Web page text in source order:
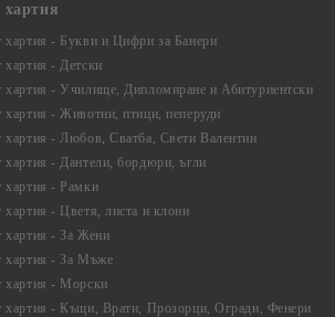
хартия
хартия - Букви и Цифри за Банери
хартия - Детски
хартия - Училище, Дипломиране и Абитуриентски
хартия - Животни, птици, пеперуди
хартия - Любов, Сватба, Свети Валентин
хартия - Дантели, бордюри, ъгли
хартия - Рамки
хартия - Цветя, листа и клони
хартия - За Жени
хартия - За Мъже
хартия - Морски
хартия - Къщи, Врати, Прозорци, Огради, Фенери